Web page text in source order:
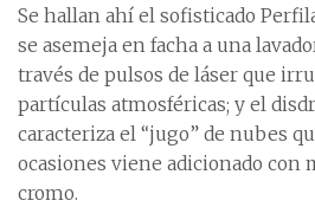
Se hallan ahí el sofisticado
se asemeja en facha a una
través de pulsos de láser que
partículas atmosféricas; y el
caracteriza el “jugo” de nubes
ocasiones viene adicionado con
cromo.